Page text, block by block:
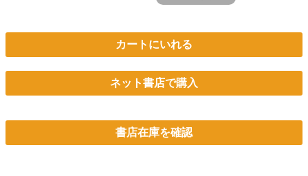
カートにいれる
ネット書店で購入
書店在庫を確認